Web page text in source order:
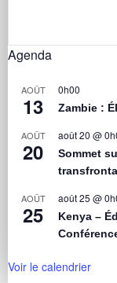
Agenda
AOÛT
13
0h00
Zambie :
AOÛT
20
août 20 @
Sommet
AOÛT
25
août 25 @
Kenya –
Voir le calendrier